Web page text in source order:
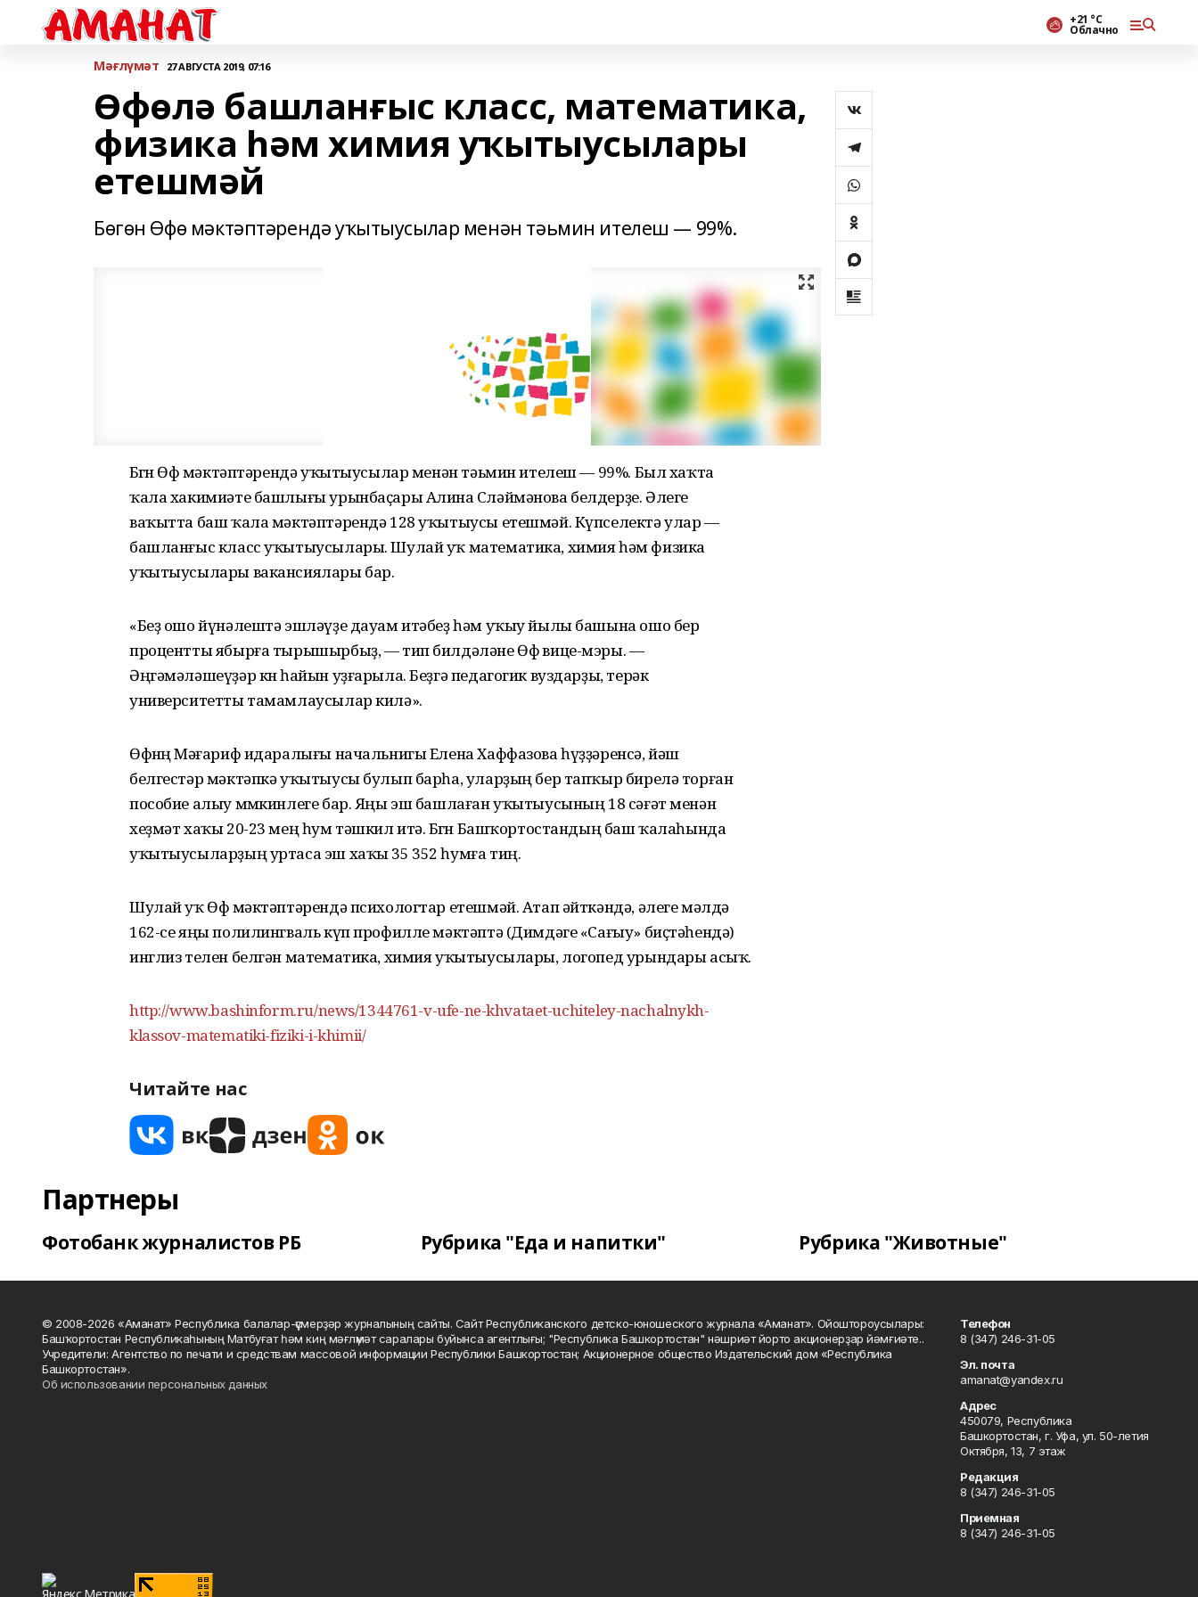
+21 °С
Облачно
Мәғлүмәт 27 АВГУСТА 2019, 07:16
Өфөлә башланғыс класс, математика,
физика һәм химия уҡытыусылары
етешмәй
Бөгөн Өфө мәктәптәрендә уҡытыусылар менән тәьмин ителеш — 99%.
Бөгөн Өфө мәктәптәрендә уҡытыусылар менән тәьмин ителеш — 99%. Был хаҡта
ҡала хакимиәте башлығы урынбаҫары Алина Сөләймәнова белдерҙе. Әлеге
ваҡытта баш ҡала мәктәптәрендә 128 уҡытыусы етешмәй. Күпселектә улар —
башланғыс класс уҡытыусылары. Шулай уҡ математика, химия һәм физика
уҡытыусылары вакансиялары бар.
«Беҙ ошо йүнәлештә эшләүҙе дауам итәбеҙ һәм уҡыу йылы башына ошо бер
процентты ябырға тырышырбыҙ, — тип билдәләне Өфө вице-мэры. —
Әңгәмәләшеүҙәр көн һайын уҙғарыла. Беҙгә педагогик вуздарҙы, терәк
университетты тамамлаусылар килә».
Өфөнөң Мәғариф идаралығы начальнигы Елена Хаффазова һүҙҙәренсә, йәш
белгестәр мәктәпкә уҡытыусы булып барһа, уларҙың бер тапҡыр бирелә торған
пособие алыу мөмкинлеге бар. Яңы эш башлаған уҡытыусының 18 сәғәт менән
хеҙмәт хаҡы 20-23 мең һум тәшкил итә. Бөгөн Башҡортостандың баш ҡалаһында
уҡытыусыларҙың уртаса эш хаҡы 35 352 һумға тиң.
Шулай уҡ Өфө мәктәптәрендә психологтар етешмәй. Атап әйткәндә, әлеге мәлдә
162-се яңы полилингваль күп профилле мәктәптә (Димдәге «Сағыу» биҫтәһендә)
инглиз телен белгән математика, химия уҡытыусылары, логопед урындары асыҡ.
http://www.bashinform.ru/news/1344761-v-ufe-ne-khvataet-uchiteley-nachalnykh-
klassov-matematiki-fiziki-i-khimii/
Читайте нас
Партнеры
Фотобанк журналистов РБ Рубрика "Еда и напитки" Рубрика "Животные"
© 2008-2026 «Аманат» Республика балалар-үҫмерҙәр журналының сайты. Сайт Республиканского детско-юношеского журнала «Аманат». Ойоштороусылары:
Башҡортостан Республикаһының Матбуғат һәм киң мәғлүмәт саралары буйынса агентлығы; "Республика Башкортостан" нәшриәт йорто акционерҙар йәмғиәте..
Учредители: Агентство по печати и средствам массовой информации Республики Башкортостан; Акционерное общество Издательский дом «Республика
Башкортостан».
Об использовании персональных данных
Телефон
8 (347) 246-31-05
Эл. почта
amanat@yandex.ru
Адрес
450079, Республика
Башкортостан, г. Уфа, ул. 50-летия
Октября, 13, 7 этаж
Редакция
8 (347) 246-31-05
Приемная
8 (347) 246-31-05